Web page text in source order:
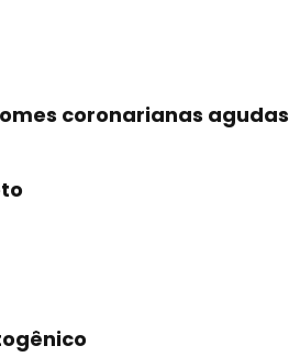
coronarianas agudas